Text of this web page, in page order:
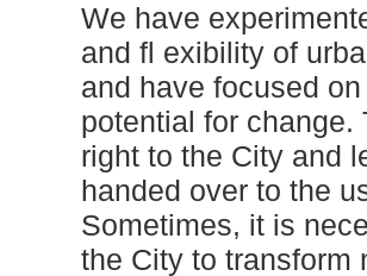
We have
and fl exibility of
and have focused
potential for change.
right to the City and
handed over to the
Sometimes, it is
the City to transform